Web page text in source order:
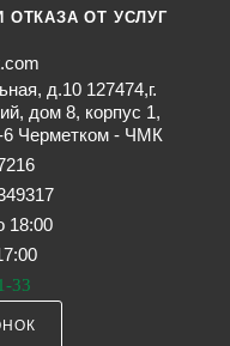
ОТКАЗА ОТ УСЛУГ
д.10 127474,г.
дом 8, корпус 1,
6 Черметком - ЧМК
18:00
33